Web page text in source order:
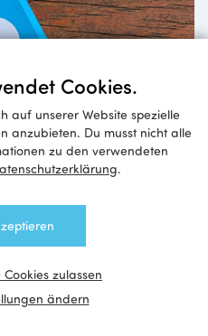
Cookies.
auf unserer Website spezielle
anzubieten. Du musst nicht alle
zu den verwendeten
.
zulassen
ändern